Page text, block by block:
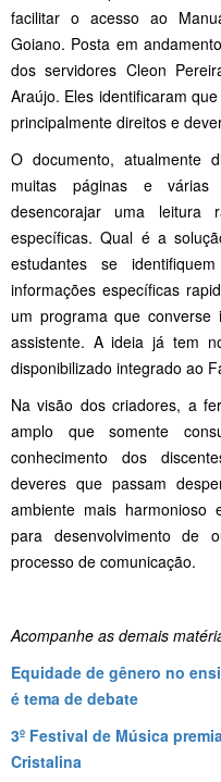
facilitar o acesso ao
Goiano. Posta em
dos servidores Cleon
Araújo. Eles identificaram
principalmente direitos e
O documento, atualmente
muitas páginas e
desencorajar uma leitura
específicas. Qual é a
estudantes se
informações específicas
um programa que converse
assistente. A ideia já tem
disponibilizado integrado ao
Na visão dos criadores, a
amplo que somente
conhecimento dos
deveres que passam
ambiente mais harmonioso
para desenvolvimento de
processo de comunicação.
Acompanhe as demais
Equidade de gênero no
é tema de debate
3º Festival de Música
Cristalina